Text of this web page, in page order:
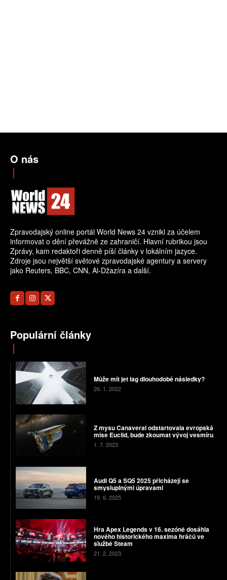
O nás
Zpravodajský online portál World News 24 vznikl za účelem
informovat o dění převážně ze zahraničí. Hlavní rubrikou jsou
Zprávy, kam redaktoři denně píší články v lokálním jazyce.
Zdroje jsou největší světové zpravodajské agentury a servery
jako Reuters, BBC, CNN, Al-Džazíra a další.
Populární články
Může mít jet lag dlouhodobé následky?
26. 1. 2022
Z mysu Canaveral odstartovala evropská
mise Euclid, bude zkoumat vývoj vesmíru
1. 7. 2023
Audi Q5 a SQ5 2025 přicházejí se
smysluplnými úpravami
19. 6. 2025
Hra Apex Legends v 16. sezóně dosáhla
nového historického maxima hráčů ve
službě Steam
21. 2. 2023